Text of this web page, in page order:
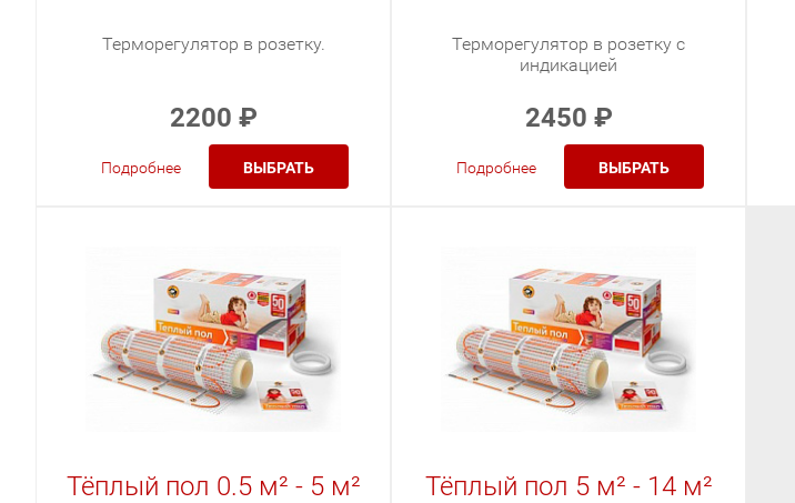
Терморегулятор в розетку.
2200 ₽
Подробнее ВЫБРАТЬ
Терморегулятор в розетку с
индикацией
2450 ₽
Подробнее ВЫБРАТЬ
Тёплый пол 0.5 м² - 5 м² Тёплый пол 5 м² - 14 м²